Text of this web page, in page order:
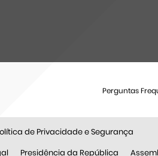
Perguntas
de Privacidade e Segurança
Presidência da República